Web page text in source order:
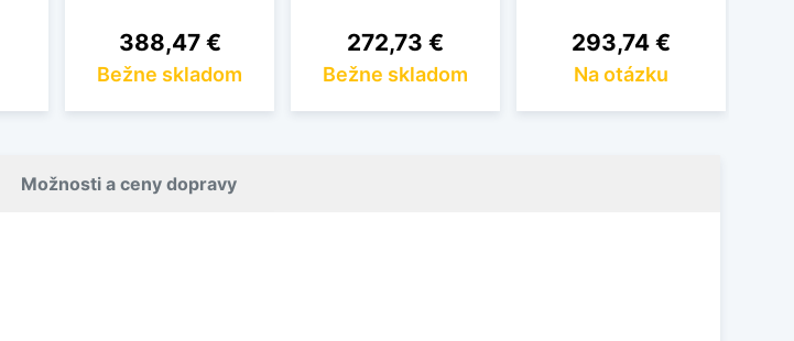
Cena
388,47 €
Bežne skladom
Cena
272,73 €
Bežne skladom
Cena
293,74 €
Na otázku
Možnosti a ceny dopravy